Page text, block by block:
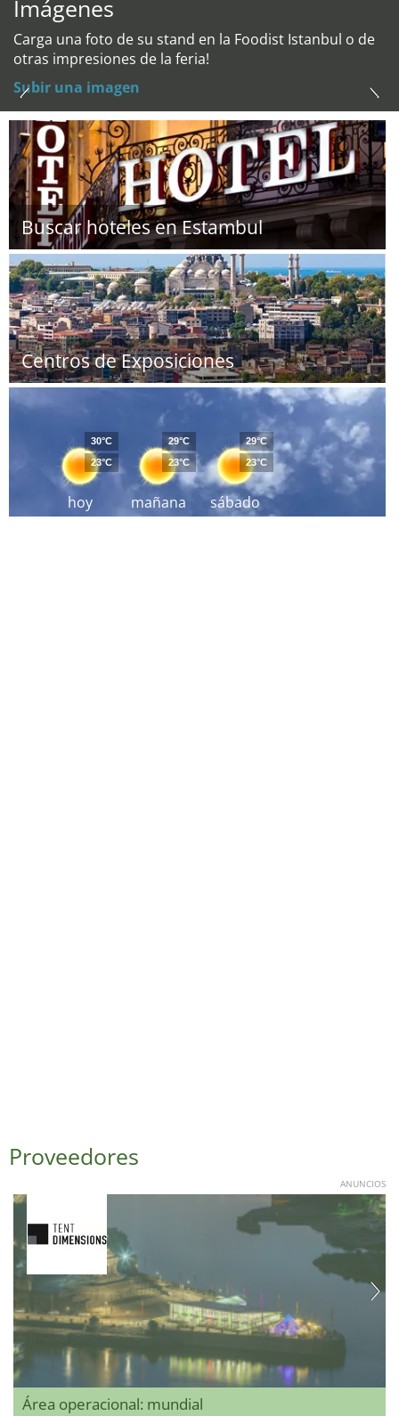
Imágenes
Carga una foto de su stand en la Foodist Istanbul o de
otras impresiones de la feria!
Subir una imagen
Buscar hoteles en Estambul
Centros de Exposiciones
hoy
30°C
23°C
mañana
29°C
23°C
sábado
29°C
23°C
Proveedores
ANUNCIOS
Área operacional: mundial